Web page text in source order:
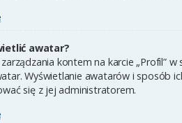
awatar?
kontem na karcie „Profil”
Wyświetlanie awatarów i sposób
się z jej administratorem.